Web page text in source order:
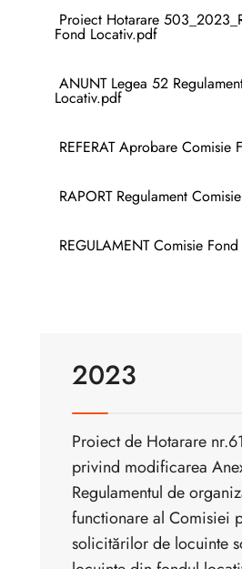
Proiect Hotarare
Fond Locativ.pdf
ANUNT Legea 52
Locativ.pdf
REFERAT Aprobare Comisie
RAPORT Regulament
REGULAMENT Comisie
2023
Proiect de Hotarare
privind modificarea
Regulamentul de
functionare al Comisiei
solicitărilor de locuinte